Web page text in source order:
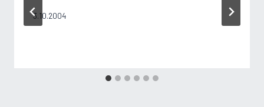
3.10.2004